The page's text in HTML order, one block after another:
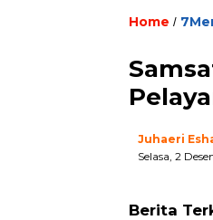
Home /
Juhaeri
Selasa, 2
Berita